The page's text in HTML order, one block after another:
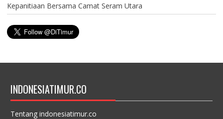
Kepanitiaan Bersama Camat Seram Utara
INDONESIATIMUR.CO
Tentang indonesiatimur.co